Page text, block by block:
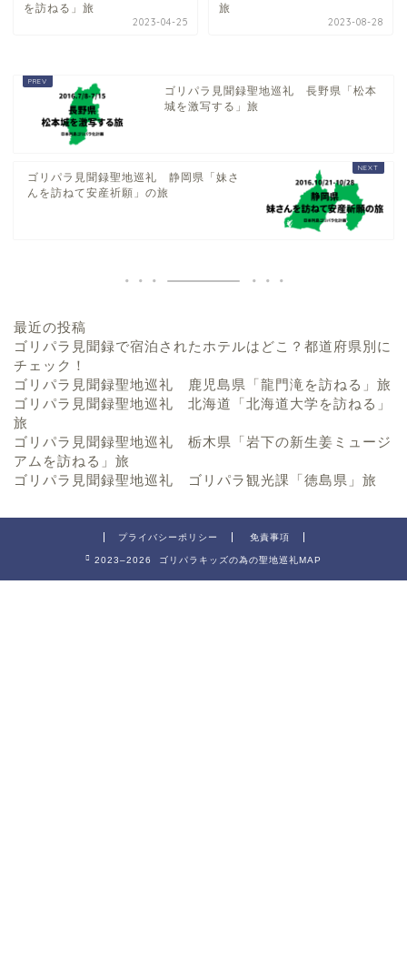
を訪ねる」旅
2023-04-25
旅
2023-08-28
ゴリパラ見聞録聖地巡礼 長野県「松本
城を激写する」旅
ゴリパラ見聞録聖地巡礼 静岡県「妹さ
んを訪ねて安産祈願」の旅
最近の投稿
ゴリパラ見聞録で宿泊されたホテルはどこ？都道府県別に
チェック！
ゴリパラ見聞録聖地巡礼 鹿児島県「龍門滝を訪ねる」旅
ゴリパラ見聞録聖地巡礼 北海道「北海道大学を訪ねる」
旅
ゴリパラ見聞録聖地巡礼 栃木県「岩下の新生姜ミュージ
アムを訪ねる」旅
ゴリパラ見聞録聖地巡礼 ゴリパラ観光課「徳島県」旅
プライバシーポリシー 免責事項
2023–2026 ゴリパラキッズの為の聖地巡礼MAP